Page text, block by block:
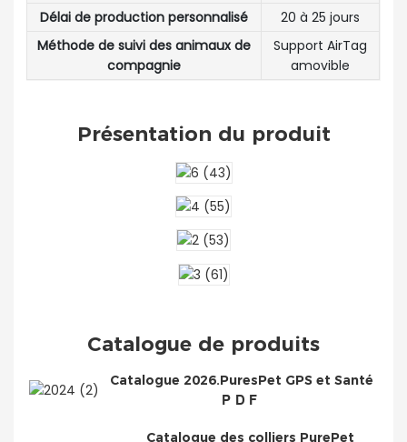
Délai de production personnalisé
20 à 25 jours
Méthode de suivi des animaux de
compagnie
Support AirTag
amovible
Présentation du produit
Catalogue de produits
Catalogue 2026.PuresPet GPS et Santé
PDF
Catalogue des colliers PurePet